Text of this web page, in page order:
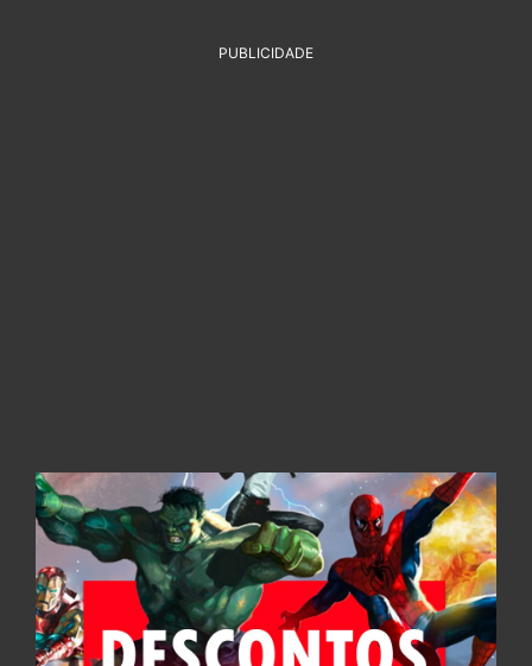
PUBLICIDADE